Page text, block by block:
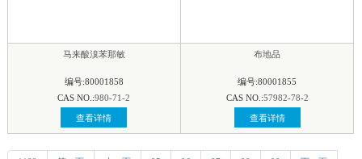
马来酸溴苯那敏
编号:80001858
CAS NO.:980-71-2
查看详情
布地品
编号:80001855
CAS NO.:57982-78-2
查看详情